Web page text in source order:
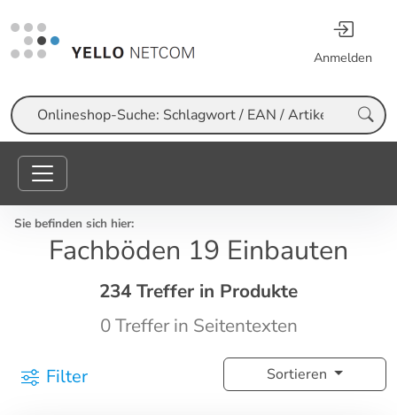
Anmelden
Suche
Sie befinden sich hier:
Fachböden 19 Einbauten
234 Treffer in Produkte
0 Treffer in Seitentexten
Filter Sortieren